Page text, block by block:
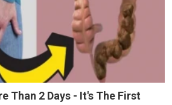
Than 2 Days - It's The First